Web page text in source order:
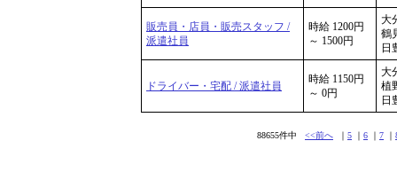
販売員・店員・販売スタッフ /
派遣社員
時給 1200円
～ 1500円
大
鶴
日
ドライバー・宅配 / 派遣社員
時給 1150円
～ 0円
大
植
日
88655件中 <<前へ ｜ 5 ｜ 6 ｜ 7 ｜